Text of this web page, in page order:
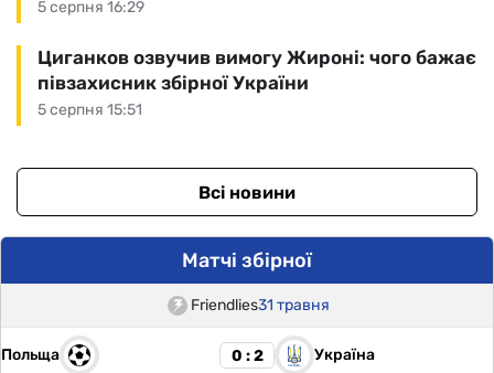
5 серпня 16:29
5 серпня 15:51
Циганков озвучив вимогу Жироні: чого бажає
півзахисник збірної України
Всі новини
Матчі збірної
Friendlies31 травня
Польща 0 : 2 Україна